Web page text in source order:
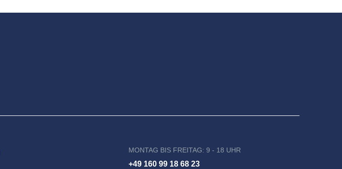
MONTAG BIS FREITAG: 9 - 18 UHR
+49 160 99 18 68 23